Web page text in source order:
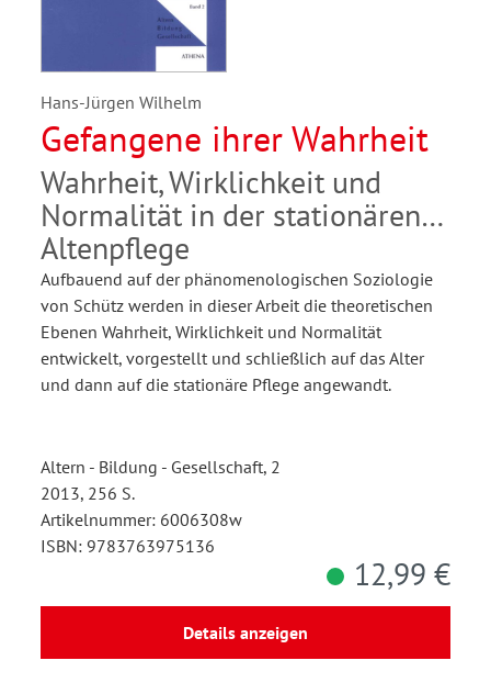
Hans-Jürgen Wilhelm
Gefangene ihrer Wahrheit
Wahrheit, Wirklichkeit und
Normalität in der stationären
Altenpflege
Aufbauend auf der phänomenologischen Soziologie
von Schütz werden in dieser Arbeit die theoretischen
Ebenen Wahrheit, Wirklichkeit und Normalität
entwickelt, vorgestellt und schließlich auf das Alter
und dann auf die stationäre Pflege angewandt.
Altern - Bildung - Gesellschaft, 2
2013, 256 S.
Artikelnummer: 6006308w
ISBN: 9783763975136
12,99 €
Details anzeigen